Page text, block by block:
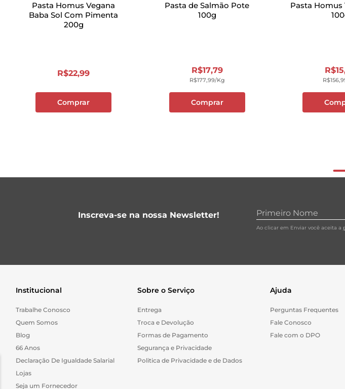
Pasta Homus Vegana
Baba Sol Com Pimenta
200g
R$22,99
Comprar
Pasta de Salmão Pote
100g
R$17,79
R$177,99/kg
Comprar
Pasta Homus
R$15
R$156,
Inscreva-se na nossa Newsletter!
Ao clicar em Enviar você aceita a
Institucional
Trabalhe Conosco
Quem Somos
Blog
66 Anos
Declaração De Igualdade Salarial
Lojas
Seja um Fornecedor
Sobre o Serviço
Entrega
Troca e Devolução
Formas de Pagamento
Segurança e Privacidade
Politica de Privacidade e de Dados
Ajuda
Perguntas Frequentes
Fale Conosco
Fale com o DPO